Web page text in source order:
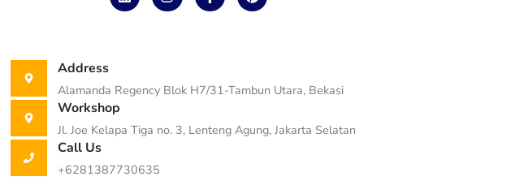
n
s
a
m
c
k
-
n
s
t
Address
Alamanda Regency Blok H7/31-Tambun Utara, Bekasi
Workshop
Jl. Joe Kelapa Tiga no. 3, Lenteng Agung, Jakarta Selatan
Call Us
+6281387730635